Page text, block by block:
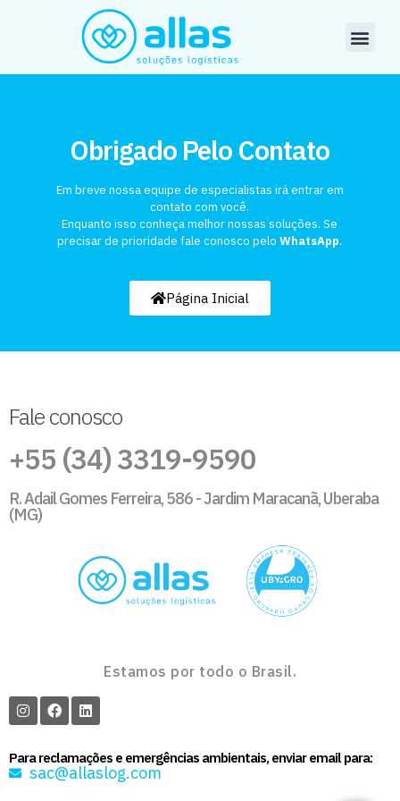
Obrigado Pelo Contato
Em breve nossa equipe de especialistas irá entrar em
contato com você.
Enquanto isso conheça melhor nossas soluções. Se
precisar de prioridade fale conosco pelo WhatsApp.
Página Inicial
Fale conosco
+55 (34) 3319-9590
R. Adail Gomes Ferreira, 586 - Jardim Maracanã, Uberaba
(MG)
Estamos por todo o Brasil.
Para reclamações e emergências ambientais, enviar email para:
sac@allaslog.com